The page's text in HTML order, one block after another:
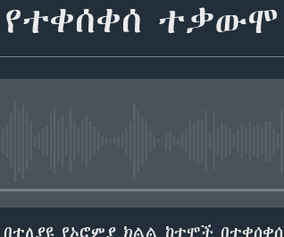
ተቃውሞ
የኦሮምያ ክልል ከተሞች በተቀሰቀሰ